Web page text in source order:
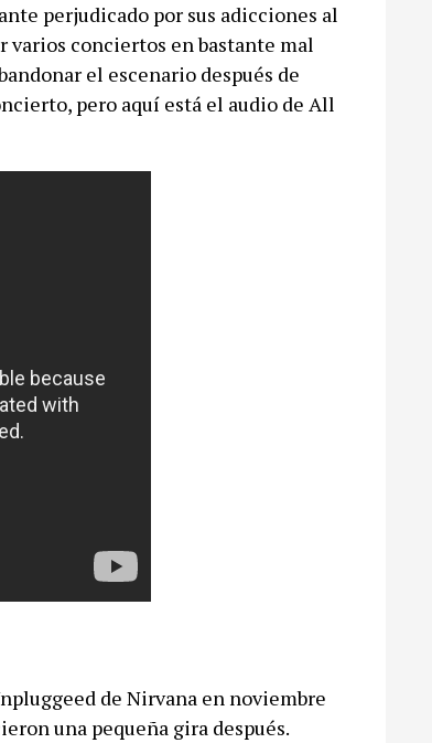
perjudicado por sus adicciones al
varios conciertos en bastante mal
el escenario después de
pero aquí está el audio de All
de Nirvana en noviembre
una pequeña gira después.